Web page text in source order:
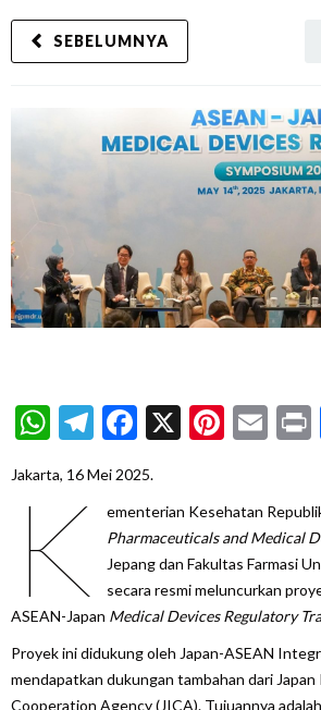
SEBELUMNYA
WhatsApp
Telegram
Facebook
X
Jakarta, 16 Mei 2025.
K
ementerian Kesehatan
Pharmaceuticals and Medical
Jepang dan Fakultas Farmasi
secara resmi meluncurkan
ASEAN-Japan Medical Devices Regulatory
Proyek ini didukung oleh Japan-ASEAN
mendapatkan dukungan tambahan dari
Cooperation Agency (JICA). Tujuannya